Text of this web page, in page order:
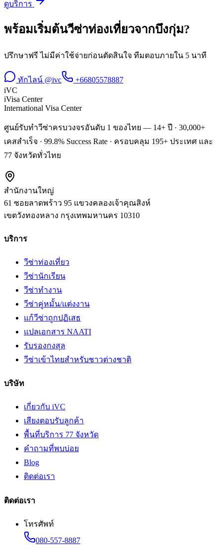
ดูบริการ
พร้อมเริ่มต้นวีซ่าท่องเที่ยวจากบึงกุ่ม?
ปรึกษาฟรี ไม่มีค่าใช้จ่ายก่อนตัดสินใจ ทีมตอบภายใน 5 นาที
ทักไลน์ @ivc
+66805578887
iVC
iVisa Center
International Visa Center
ศูนย์รับทำวีซ่าครบวงจรอันดับ 1 ของไทย — 14+ ปี · 30,000+
เคสสำเร็จ · 99.8% Success Rate · ครอบคลุม 195+ ประเทศ และ
77 จังหวัดทั่วไทย
สำนักงานใหญ่
61 ซอยลาดพร้าว 95 แขวงคลองเจ้าคุณสิงห์
เขตวังทองหลาง กรุงเทพมหานคร 10310
บริการ
วีซ่าท่องเที่ยว
วีซ่านักเรียน
วีซ่าทำงาน
วีซ่าคู่หมั้น/แต่งงาน
แก้วีซ่าถูกปฏิเสธ
แปลเอกสาร NAATI
รับรองกงสุล
วีซ่าเข้าไทยสำหรับชาวต่างชาติ
บริษัท
เกี่ยวกับ iVC
เสียงตอบรับลูกค้า
พื้นที่บริการ 77 จังหวัด
คำถามที่พบบ่อย
Blog
ติดต่อเรา
ติดต่อเรา
โทรศัพท์
080-557-8887